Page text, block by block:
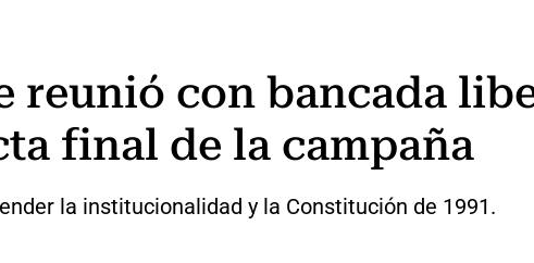
reunió con bancada
final de la campaña
la institucionalidad y la Constitución de 1991.